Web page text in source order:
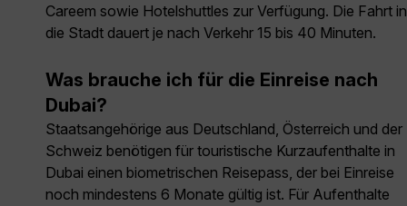
Careem sowie Hotelshuttles zur Verfügung. Die Fahrt in
die Stadt dauert je nach Verkehr 15 bis 40 Minuten.
Was brauche ich für die Einreise nach
Dubai?
Staatsangehörige aus Deutschland, Österreich und der
Schweiz benötigen für touristische Kurzaufenthalte in
Dubai einen biometrischen Reisepass, der bei Einreise
noch mindestens 6 Monate gültig ist. Für Aufenthalte